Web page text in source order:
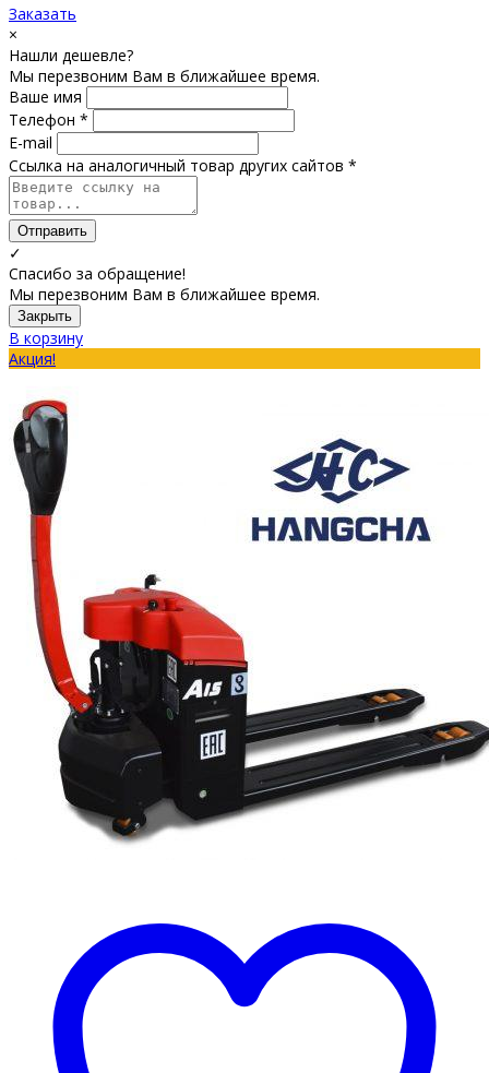
Заказать
×
Нашли дешевле?
Мы перезвоним Вам в ближайшее время.
Ваше имя
Телефон *
E-mail
Ссылка на аналогичный товар других сайтов *
Отправить
✓
Спасибо за обращение!
Мы перезвоним Вам в ближайшее время.
Закрыть
В корзину
Акция!